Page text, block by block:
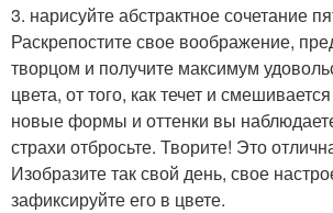
3. нарисуйте абстрактное сочетание
Раскрепостите свое воображение,
творцом и получите максимум
цвета, от того, как течет и
новые формы и оттенки вы
страхи отбросьте. Творите! Это
Изобразите так свой день, свое
зафиксируйте его в цвете.